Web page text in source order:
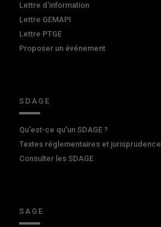
Lettre d'information
Lettre GEMAPI
Lettre PTGE
Proposer un événement
SDAGE
Qu'est-ce qu'un SDAGE ?
Textes réglementaires et jurisprudence
Consulter les SDAGE
SAGE